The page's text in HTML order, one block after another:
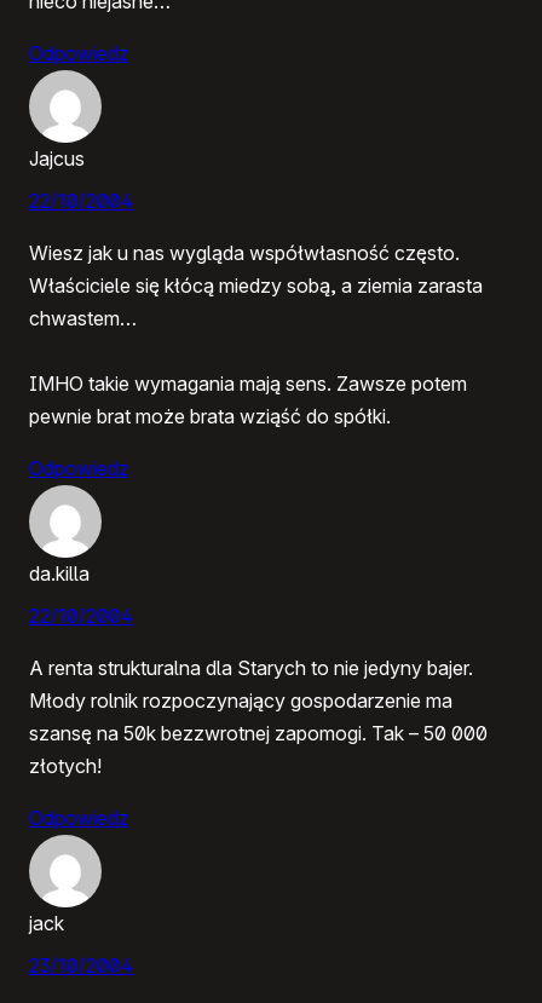
Odpowiedz
Jajcus
22/10/2004
Wiesz jak u nas wygląda współwłasność często.
Właściciele się kłócą miedzy sobą, a ziemia zarasta
chwastem…
IMHO takie wymagania mają sens. Zawsze potem
pewnie brat może brata wziąść do spółki.
Odpowiedz
da.killa
22/10/2004
A renta strukturalna dla Starych to nie jedyny bajer.
Młody rolnik rozpoczynający gospodarzenie ma
szansę na 50k bezzwrotnej zapomogi. Tak – 50 000
złotych!
Odpowiedz
jack
23/10/2004